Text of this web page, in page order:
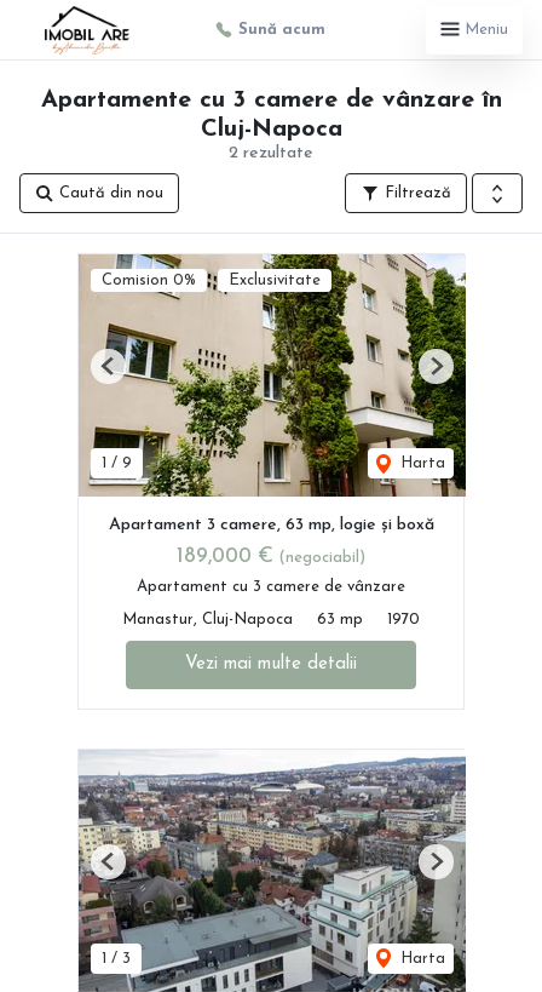
Sună acum Meniu
2 rezultate
Apartamente cu 3 camere de vânzare în
Cluj-Napoca
Filtrează
Caută din nou
Comision 0% Exclusivitate
1 / 9 Harta
Previous Next
Apartament 3 camere, 63 mp, logie și boxă
189,000 € (negociabil)
Apartament cu 3 camere de vânzare
Manastur, Cluj-Napoca 63 mp 1970
Vezi mai multe detalii
1 / 3 Harta
Previous Next